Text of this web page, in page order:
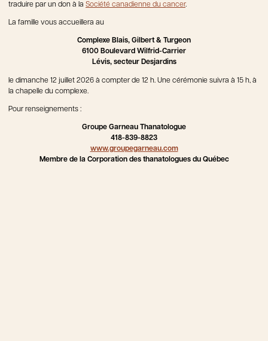
traduire par un don à la Société canadienne du cancer.
La famille vous accueillera au
Complexe Blais, Gilbert & Turgeon
6100 Boulevard Wilfrid-Carrier
Lévis, secteur Desjardins
le dimanche 12 juillet 2026 à compter de 12 h. Une cérémonie suivra à 15 h, à
la chapelle du complexe.
Pour renseignements :
Groupe Garneau Thanatologue
418-839-8823
www.groupegarneau.com
Membre de la Corporation des thanatologues du Québec